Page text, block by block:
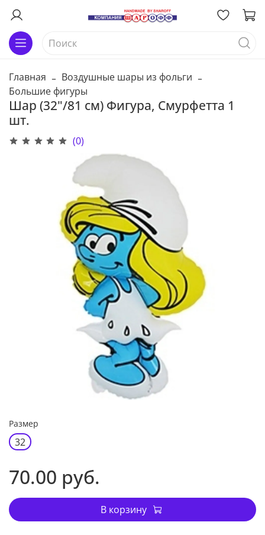
Главная
Воздушные шары из фольги
Большие фигуры
Шар (32"/81 см) Фигура, Смурфетта 1
шт.
(0)
Размер
32
70.00 руб.
В корзину